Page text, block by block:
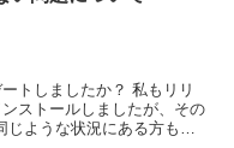
トしましたか？ 私もリリ
ストールしましたが、その
ような状況にある方もい